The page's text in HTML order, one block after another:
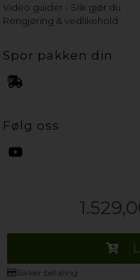
Sikker betaling
Video guider - Slik gjør du
Rengjøring & vedlikehold
Spor pakken din
Følg oss